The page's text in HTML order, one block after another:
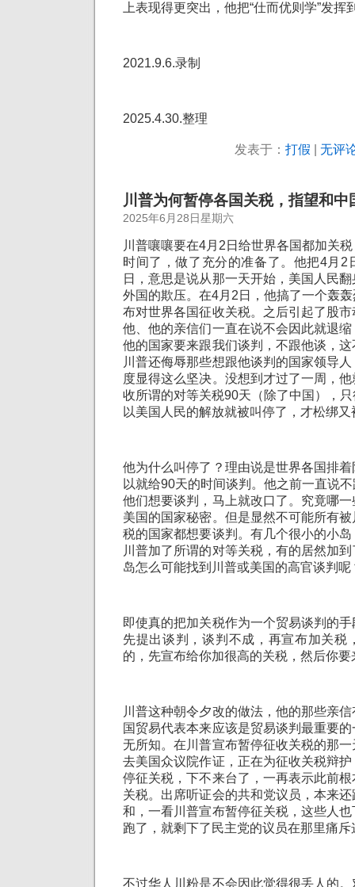
上表现得更突出，他把“仕而优则学”发挥
2021.9.6.录制
2025.4.30.整理
发表于： 打假 无评
川普为何暂停各国关税，指望和中
2025年6月28日星期六
川普嚷嚷要在4月2日给世界各国都加关
时间了，做了充分的准备了。他把4月2
日，意思是说从那一天开始，美国人民
外国的欺压。在4月2日，他搞了一个轰
布对世界各国征收关税。之后引起了股
他、他的亲信们一直在说不会因此就退
他的国家要来跟我们谈判，不跟他谈，
川普还侮辱那些想跟他谈判的国家领导
度显得这么坚决。没想到才过了一周，
收所谓的对等关税90天（除了中国），
以美国人民的解放就被叫停了，才松绑
他为什么叫停了？理由说是世界各国排
以就给90天的时间谈判。他之前一直说
他们想要谈判，马上就改口了。究竟哪
美国的国家秘密。但是显然不可能所有
税的国家都想要谈判。有几个很小的小
川普加了所谓的对等关税，有的居然加
岛怎么可能找到川普或美国的高官谈判呢
即使真的把加关税作为一个贸易谈判的
先提出谈判，谈判不成，再宣布加关税
的，先宣布给你加很高的关税，然后你
川普这种朝令夕改的做法，他的那些亲
国贸易代表本来应该是贸易谈判最重要
无所知。在川普宣布暂停征收关税的那
去美国众议院作证，正在为征收关税辩
停征关税，下不来台了，一再表示此前
关税。出席听证会的共和党议员，本来
和，一看川普宣布暂停征关税，这些人
跑了，就剩下了民主党的议员在那里痛
不过华人川粉是不会因此觉得很丢人的